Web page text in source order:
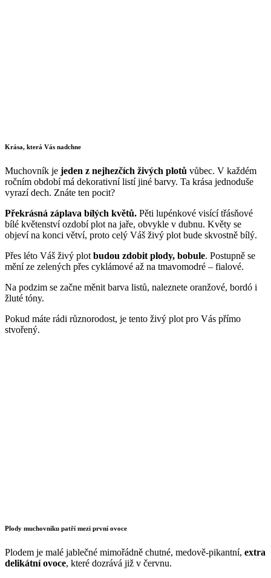
Krása, která Vás nadchne
Muchovník je jeden z nejhezčích živých plotů vůbec. V každém
ročním období má dekorativní listí jiné barvy. Ta krása jednoduše
vyrazí dech. Znáte ten pocit?
Překrásná záplava bílých květů. Pěti lupénkové visící třásňové
bílé květenství ozdobí plot na jaře, obvykle v dubnu. Květy se
objeví na konci větví, proto celý Váš živý plot bude skvostně bílý.
Přes léto Váš živý plot budou zdobit plody, bobule. Postupně se
mění ze zelených přes cyklámové až na tmavomodré – fialové.
Na podzim se začne měnit barva listů, naleznete oranžové, bordó i
žluté tóny.
Pokud máte rádi různorodost, je tento živý plot pro Vás přímo
stvořený.
Plody muchovníku patří mezi první ovoce
Plodem je malé jablečné mimořádně chutné, medově-pikantní, extra
delikátní ovoce, které dozrává již v červnu.